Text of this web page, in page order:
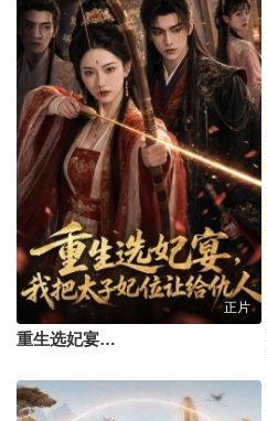
正片
重生选妃宴，我把太子妃位让给仇人